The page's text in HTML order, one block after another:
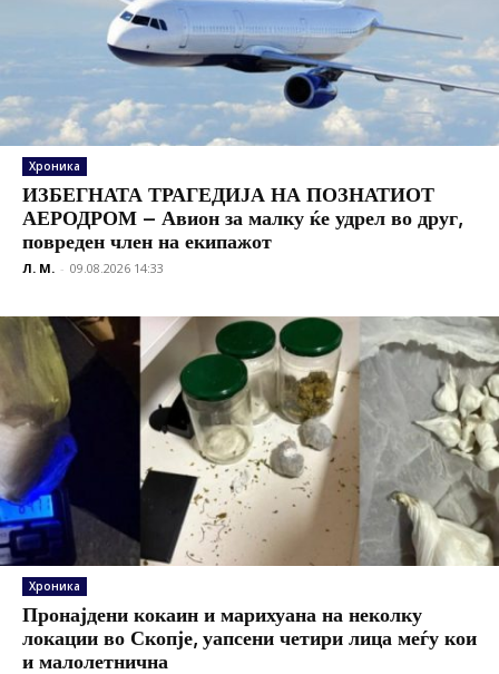
Хроника
ИЗБЕГНАТА ТРАГЕДИЈА НА ПОЗНАТИОТ
АЕРОДРОМ – Авион за малку ќе удрел во друг,
повреден член на екипажот
Л. М. - 09.08.2026 14:33
Хроника
Пронајдени кокаин и марихуана на неколку
локации во Скопје, уапсени четири лица меѓу кои
и малолетнична